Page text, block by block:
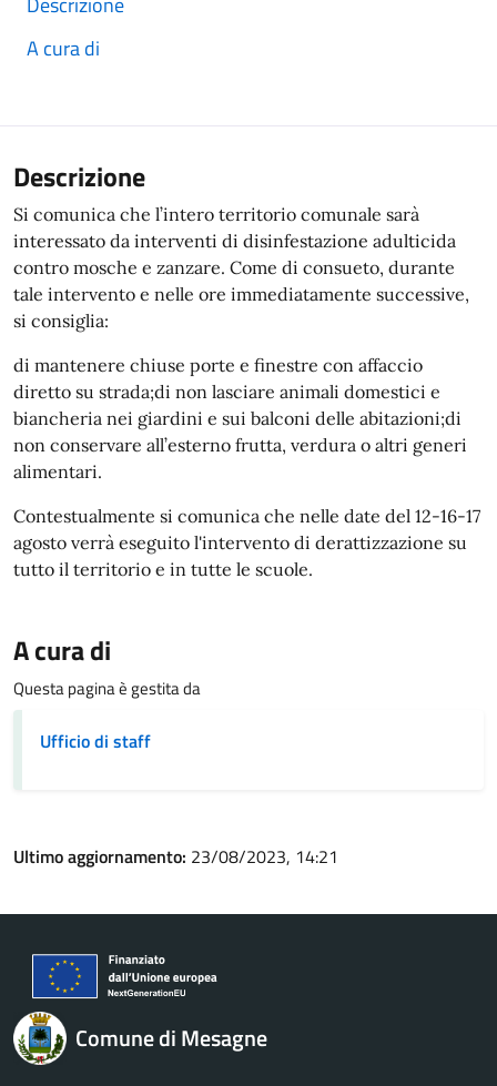
A cura di
Descrizione
Si comunica che l’intero territorio comunale sarà
interessato da interventi di disinfestazione adulticida
contro mosche e zanzare. Come di consueto, durante
tale intervento e nelle ore immediatamente successive,
si consiglia:
di mantenere chiuse porte e finestre con affaccio
diretto su strada;di non lasciare animali domestici e
biancheria nei giardini e sui balconi delle abitazioni;di
non conservare all’esterno frutta, verdura o altri generi
alimentari.
Contestualmente si comunica che nelle date del 12-16-17
agosto verrà eseguito l'intervento di derattizzazione su
tutto il territorio e in tutte le scuole.
A cura di
Questa pagina è gestita da
Ufficio di staff
Ultimo aggiornamento: 23/08/2023, 14:21
Comune di Mesagne